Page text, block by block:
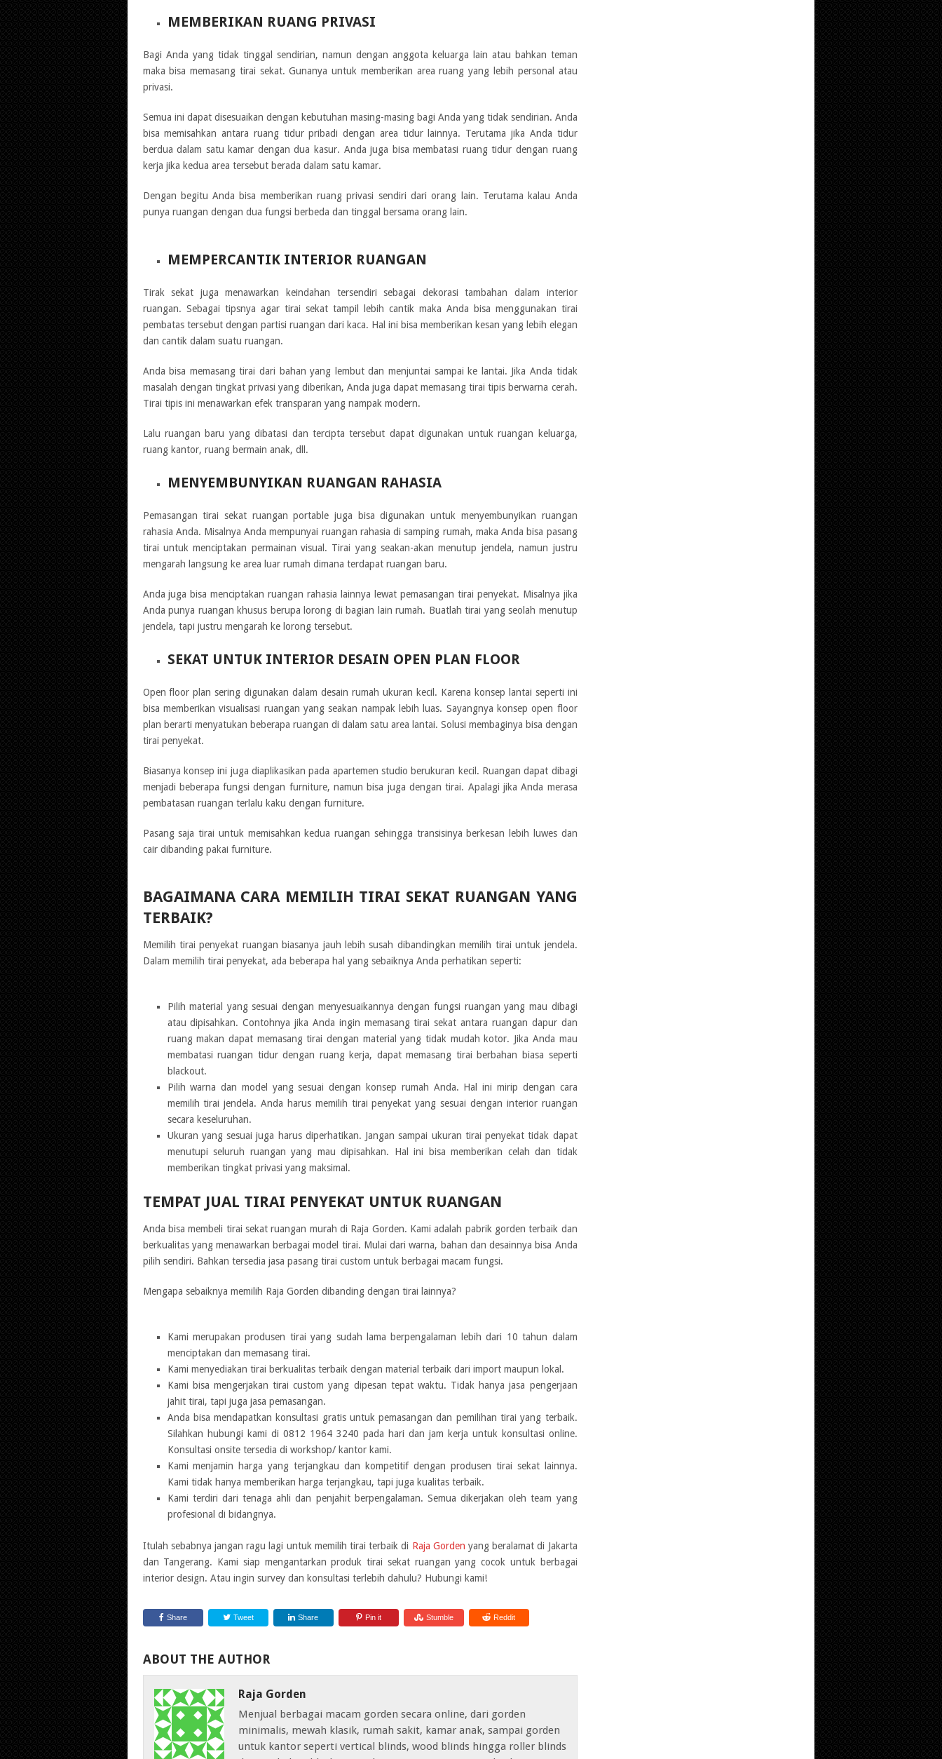
MEMBERIKAN RUANG PRIVASI
Bagi Anda yang tidak tinggal sendirian, namun dengan anggota keluarga lain atau bahkan teman
maka bisa memasang tirai sekat. Gunanya untuk memberikan area ruang yang lebih personal atau
privasi.
Semua ini dapat disesuaikan dengan kebutuhan masing-masing bagi Anda yang tidak sendirian. Anda
bisa memisahkan antara ruang tidur pribadi dengan area tidur lainnya. Terutama jika Anda tidur
berdua dalam satu kamar dengan dua kasur. Anda juga bisa membatasi ruang tidur dengan ruang
kerja jika kedua area tersebut berada dalam satu kamar.
Dengan begitu Anda bisa memberikan ruang privasi sendiri dari orang lain. Terutama kalau Anda
punya ruangan dengan dua fungsi berbeda dan tinggal bersama orang lain.
MEMPERCANTIK INTERIOR RUANGAN
Tirak sekat juga menawarkan keindahan tersendiri sebagai dekorasi tambahan dalam interior
ruangan. Sebagai tipsnya agar tirai sekat tampil lebih cantik maka Anda bisa menggunakan tirai
pembatas tersebut dengan partisi ruangan dari kaca. Hal ini bisa memberikan kesan yang lebih elegan
dan cantik dalam suatu ruangan.
Anda bisa memasang tirai dari bahan yang lembut dan menjuntai sampai ke lantai. Jika Anda tidak
masalah dengan tingkat privasi yang diberikan, Anda juga dapat memasang tirai tipis berwarna cerah.
Tirai tipis ini menawarkan efek transparan yang nampak modern.
Lalu ruangan baru yang dibatasi dan tercipta tersebut dapat digunakan untuk ruangan keluarga,
ruang kantor, ruang bermain anak, dll.
MENYEMBUNYIKAN RUANGAN RAHASIA
Pemasangan tirai sekat ruangan portable juga bisa digunakan untuk menyembunyikan ruangan
rahasia Anda. Misalnya Anda mempunyai ruangan rahasia di samping rumah, maka Anda bisa pasang
tirai untuk menciptakan permainan visual. Tirai yang seakan-akan menutup jendela, namun justru
mengarah langsung ke area luar rumah dimana terdapat ruangan baru.
Anda juga bisa menciptakan ruangan rahasia lainnya lewat pemasangan tirai penyekat. Misalnya jika
Anda punya ruangan khusus berupa lorong di bagian lain rumah. Buatlah tirai yang seolah menutup
jendela, tapi justru mengarah ke lorong tersebut.
SEKAT UNTUK INTERIOR DESAIN OPEN PLAN FLOOR
Open floor plan sering digunakan dalam desain rumah ukuran kecil. Karena konsep lantai seperti ini
bisa memberikan visualisasi ruangan yang seakan nampak lebih luas. Sayangnya konsep open floor
plan berarti menyatukan beberapa ruangan di dalam satu area lantai. Solusi membaginya bisa dengan
tirai penyekat.
Biasanya konsep ini juga diaplikasikan pada apartemen studio berukuran kecil. Ruangan dapat dibagi
menjadi beberapa fungsi dengan furniture, namun bisa juga dengan tirai. Apalagi jika Anda merasa
pembatasan ruangan terlalu kaku dengan furniture.
Pasang saja tirai untuk memisahkan kedua ruangan sehingga transisinya berkesan lebih luwes dan
cair dibanding pakai furniture.
BAGAIMANA CARA MEMILIH TIRAI SEKAT RUANGAN YANG
TERBAIK?
Memilih tirai penyekat ruangan biasanya jauh lebih susah dibandingkan memilih tirai untuk jendela.
Dalam memilih tirai penyekat, ada beberapa hal yang sebaiknya Anda perhatikan seperti:
Pilih material yang sesuai dengan menyesuaikannya dengan fungsi ruangan yang mau dibagi
atau dipisahkan. Contohnya jika Anda ingin memasang tirai sekat antara ruangan dapur dan
ruang makan dapat memasang tirai dengan material yang tidak mudah kotor. Jika Anda mau
membatasi ruangan tidur dengan ruang kerja, dapat memasang tirai berbahan biasa seperti
blackout.
Pilih warna dan model yang sesuai dengan konsep rumah Anda. Hal ini mirip dengan cara
memilih tirai jendela. Anda harus memilih tirai penyekat yang sesuai dengan interior ruangan
secara keseluruhan.
Ukuran yang sesuai juga harus diperhatikan. Jangan sampai ukuran tirai penyekat tidak dapat
menutupi seluruh ruangan yang mau dipisahkan. Hal ini bisa memberikan celah dan tidak
memberikan tingkat privasi yang maksimal.
TEMPAT JUAL TIRAI PENYEKAT UNTUK RUANGAN
Anda bisa membeli tirai sekat ruangan murah di Raja Gorden. Kami adalah pabrik gorden terbaik dan
berkualitas yang menawarkan berbagai model tirai. Mulai dari warna, bahan dan desainnya bisa Anda
pilih sendiri. Bahkan tersedia jasa pasang tirai custom untuk berbagai macam fungsi.
Mengapa sebaiknya memilih Raja Gorden dibanding dengan tirai lainnya?
Kami merupakan produsen tirai yang sudah lama berpengalaman lebih dari 10 tahun dalam
menciptakan dan memasang tirai.
Kami menyediakan tirai berkualitas terbaik dengan material terbaik dari import maupun lokal.
Kami bisa mengerjakan tirai custom yang dipesan tepat waktu. Tidak hanya jasa pengerjaan
jahit tirai, tapi juga jasa pemasangan.
Anda bisa mendapatkan konsultasi gratis untuk pemasangan dan pemilihan tirai yang terbaik.
Silahkan hubungi kami di 0812 1964 3240 pada hari dan jam kerja untuk konsultasi online.
Konsultasi onsite tersedia di workshop/ kantor kami.
Kami menjamin harga yang terjangkau dan kompetitif dengan produsen tirai sekat lainnya.
Kami tidak hanya memberikan harga terjangkau, tapi juga kualitas terbaik.
Kami terdiri dari tenaga ahli dan penjahit berpengalaman. Semua dikerjakan oleh team yang
profesional di bidangnya.
Itulah sebabnya jangan ragu lagi untuk memilih tirai terbaik di Raja Gorden yang beralamat di Jakarta
dan Tangerang. Kami siap mengantarkan produk tirai sekat ruangan yang cocok untuk berbagai
interior design. Atau ingin survey dan konsultasi terlebih dahulu? Hubungi kami!
Share Tweet Share Pin it Stumble Reddit
ABOUT THE AUTHOR
Raja Gorden
Menjual berbagai macam gorden secara online, dari gorden
minimalis, mewah klasik, rumah sakit, kamar anak, sampai gorden
untuk kantor seperti vertical blinds, wood blinds hingga roller blinds